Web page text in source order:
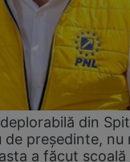
din
de președinte, nu
a făcut școală